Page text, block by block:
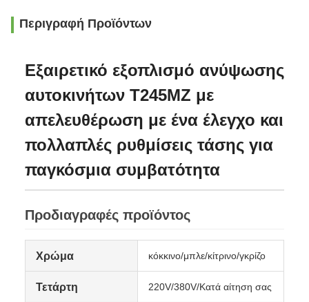
Περιγραφή Προϊόντων
Εξαιρετικό εξοπλισμό ανύψωσης
αυτοκινήτων T245MZ με
απελευθέρωση με ένα έλεγχο και
πολλαπλές ρυθμίσεις τάσης για
παγκόσμια συμβατότητα
Προδιαγραφές προϊόντος
Χρώμα κόκκινο/μπλε/κίτρινο/γκρίζο
Τετάρτη 220V/380V/Κατά αίτηση σας